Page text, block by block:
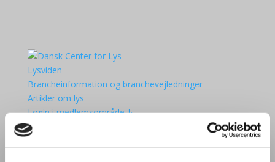
Lysviden
Brancheinformation og branchevejledninger
Artikler om lys
Login i medlemsområde ↳
Kurser
Aktiviteter